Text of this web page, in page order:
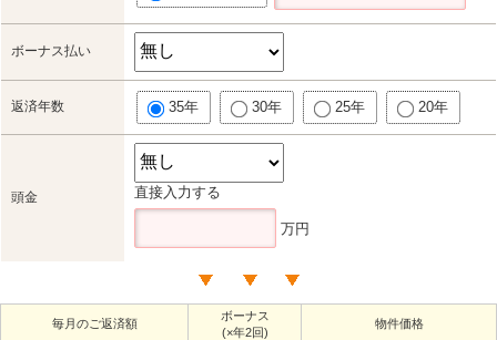
ボーナス払い
返済年数 35年 30年 25年 20年
頭金 直接入力する
万円
毎月のご返済額
ボーナス
(×年2回)
物件価格